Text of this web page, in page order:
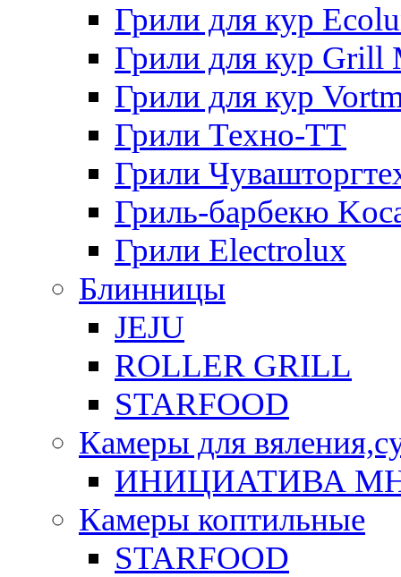
Грили для кур
Грили для кур Grill
Грили для кур
Грили Техно-ТТ
Грили
Гриль-барбекю
Грили Electrolux
Блинницы
JEJU
ROLLER GRILL
STARFOOD
Камеры для
ИНИЦИАТИВА
Камеры коптильные
STARFOOD